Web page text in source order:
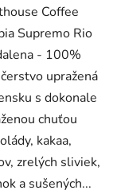
Coffee
Supremo Rio
- 100%
upražená
s dokonale
chuťou
kakaa,
zrelých sliviek,
a sušených...